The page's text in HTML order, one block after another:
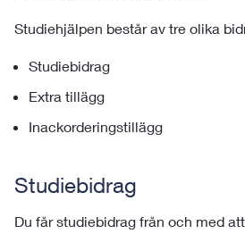
Studiehjälpen består av tre olika
Studiebidrag
Extra tillägg
Inackorderingstillägg
Studiebidrag
Du får studiebidrag från och med